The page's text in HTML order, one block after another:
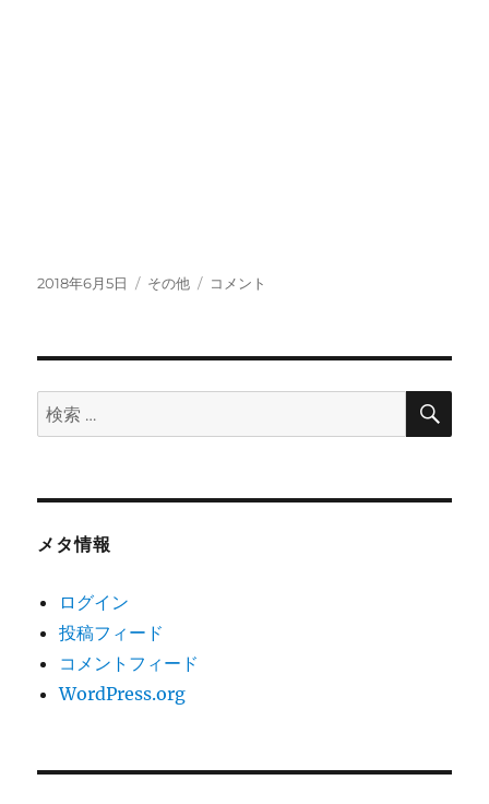
投
2018年6月5日
カ
その他
裏
シ
ヘ
コメント
検
索:
検
メタ情報
ログイン
投稿フィード
コメントフィード
WordPress.org